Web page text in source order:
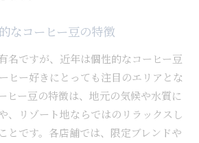
なコーヒー豆の特徴
名ですが、近年は個性的なコーヒー豆
ヒー好きにとっても注目のエリアとな
ヒー豆の特徴は、地元の気候や水質に
、リゾート地ならではのリラックスし
とです。各店舗では、限定ブレンドや